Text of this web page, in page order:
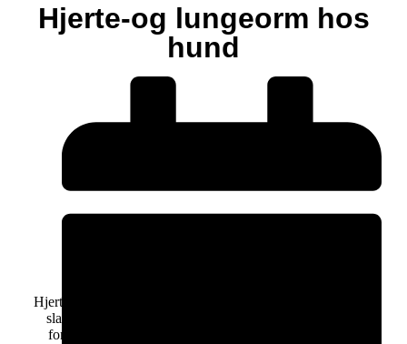
Hjerte-og lungeorm hos
hund
Hjerte-og lungeorm er en fællesbetegnelse for to forskellige
slags orm, der begge kan gøre hunde syge men i meget
forskellig grad. Hvad er hjerte-og lungeorm hos hund?